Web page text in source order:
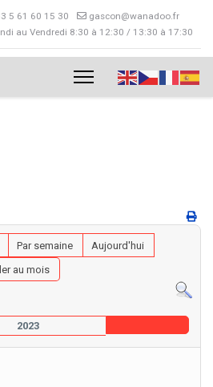
5 61 60 15 30
gascon@wanadoo.fr
au Vendredi 8:30 à 12:30 / 13:30 à 17:30
Par semaine
Aujourd'hui
au mois
2023